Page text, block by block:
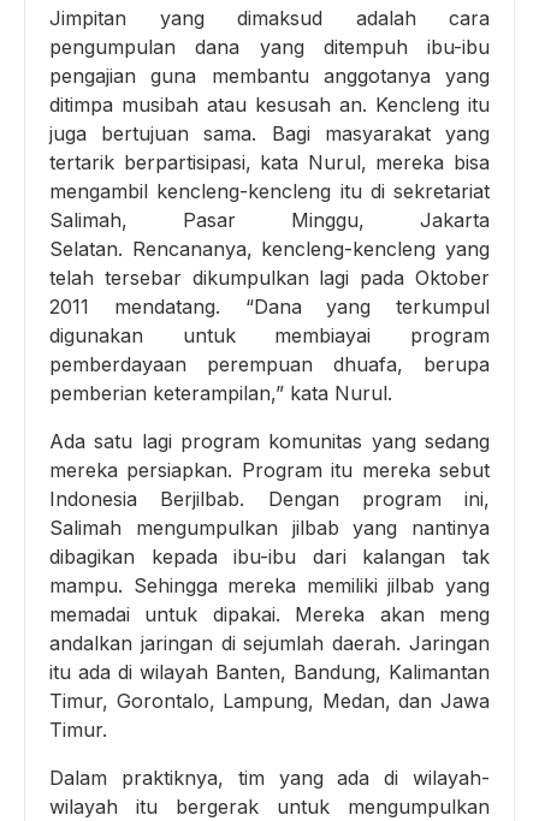
Jimpitan yang dimaksud adalah cara
pengumpulan dana yang ditempuh ibu-ibu
pengajian guna membantu anggotanya yang
ditimpa musibah atau kesusah an. Kencleng itu
juga bertujuan sama. Bagi masyarakat yang
tertarik berpartisipasi, kata Nurul, mereka bisa
mengambil kencleng-kencleng itu di sekretariat
Salimah, Pasar Minggu, Jakarta
Selatan. Rencananya, kencleng-kencleng yang
telah tersebar dikumpulkan lagi pada Oktober
2011 mendatang. “Dana yang terkumpul
digunakan untuk membiayai program
pemberdayaan perempuan dhuafa, berupa
pemberian keterampilan,” kata Nurul.
Ada satu lagi program komunitas yang sedang
mereka persiapkan. Program itu mereka sebut
Indonesia Berjilbab. Dengan program ini,
Salimah mengumpulkan jilbab yang nantinya
dibagikan kepada ibu-ibu dari kalangan tak
mampu. Sehingga mereka memiliki jilbab yang
memadai untuk dipakai. Mereka akan meng
andalkan jaringan di sejumlah daerah. Jaringan
itu ada di wilayah Banten, Bandung, Kalimantan
Timur, Gorontalo, Lampung, Medan, dan Jawa
Timur.
Dalam praktiknya, tim yang ada di wilayah-
wilayah itu bergerak untuk mengumpulkan